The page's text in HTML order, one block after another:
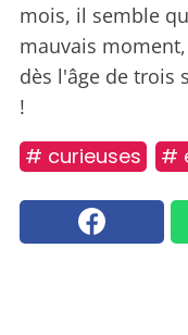
mois, il semble
mauvais
dès l'âge de trois
!
# curieuses #